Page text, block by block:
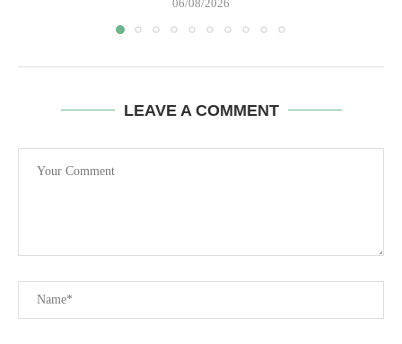
06/08/2026
LEAVE A COMMENT